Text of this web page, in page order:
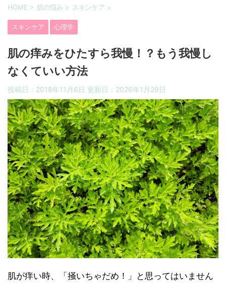
HOME > 肌の悩み > スキンケア >
スキンケア 心理学
肌の痒みをひたすら我慢！？もう我慢し
なくていい方法
投稿日：2018年11月6日 更新日： 2026年1月29日
肌が痒い時、「掻いちゃだめ！」と思ってはいません